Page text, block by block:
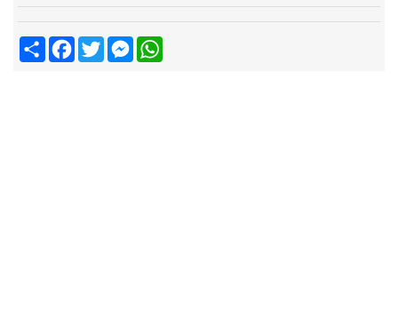
ShareFacebook
TwitterMessenger